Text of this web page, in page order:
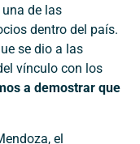
de las
dentro del país.
se dio a las
vínculo con los
a demostrar que
el